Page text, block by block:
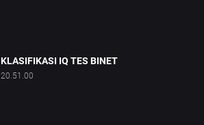
KLASIFIKASI IQ TES BINET
20.51.00